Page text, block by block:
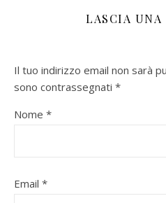
LASCIA UNA
Il tuo indirizzo email non sarà
sono contrassegnati *
Nome *
Email *